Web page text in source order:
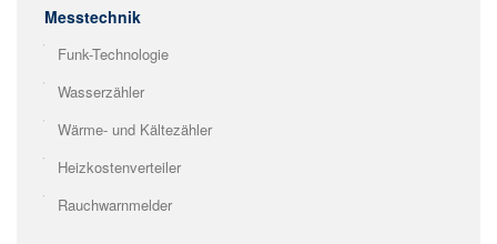
Messtechnik
Funk-Technologie
Wasserzähler
Wärme- und Kältezähler
Heizkostenverteiler
Rauchwarnmelder